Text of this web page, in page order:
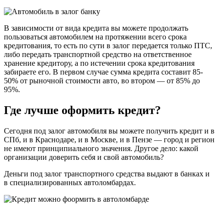
В зависимости от вида кредита вы можете продолжать
пользоваться автомобилем на протяжении всего срока
кредитования, то есть по сути в залог передается только ПТС,
либо передать транспортной средство на ответственное
хранение кредитору, а по истечении срока кредитования
забираете его. В первом случае сумма кредита составит 85-
50% от рыночной стоимости авто, во втором — от 85% до
95%.
Где лучше оформить кредит?
Сегодня под залог автомобиля вы можете получить кредит и в
СПб, и в Краснодаре, и в Москве, и в Пензе — город и регион
не имеют принципиального значения. Другое дело: какой
организации доверить себя и свой автомобиль?
Деньги под залог транспортного средства выдают в банках и
в специализированных автоломбардах.